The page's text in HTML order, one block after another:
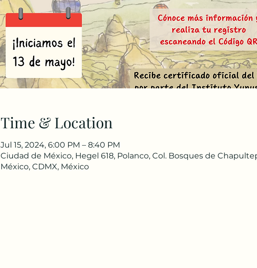
Time & Location
Jul 15, 2024, 6:00 PM – 8:40 PM
Ciudad de México, Hegel 618, Polanco, Col. Bosques de
México, CDMX, México